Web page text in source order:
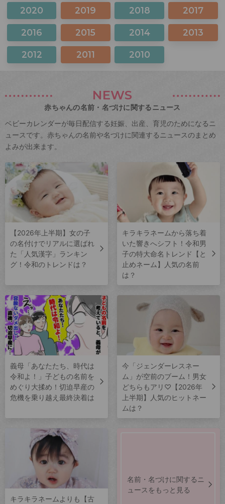
2020 2019 2018 2017
2016 2015 2014 2013
2012 2011 2010
NEWS
赤ちゃんの名前・名づけに関するニュース
ベビーカレンダーが毎日配信する妊娠、出産、育児のためになるニ
ュースです。赤ちゃんの名前や名づけに関連するニュースのまとめ
よみが出来ます。
【2026年上半期】女の子
の名付けでリアルに選ばれ
た「人気漢字」ランキン
グ！令和のトレンドは？
キラキラネームから落ち着
いた響きへシフト！令和男
子の特大命名トレンド【と
止めネーム】人気の名前
は？
義母「あなたたち、時代は
令和よ！」子どもの名前を
めぐり大揉め！切迫早産の
危機を乗り越え最終決着は
今「ジェンダーレスネー
ム」が空前のブーム！男女
どちらもアリ♡【2026年
上半期】人気のヒットネー
ムは？
キラキラネームよりも【古
名前・名づけに関するニ
ュースをもっと見る